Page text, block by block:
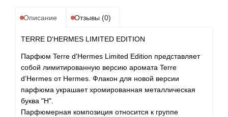
Описание Отзывы (0)
TERRE D'HERMES LIMITED EDITION
Парфюм Terre d'Hermes Limited Edition представляет
собой лимитированную версию аромата Terre
d’Hermes от Hermes. Флакон для новой версии
парфюма украшает хромированная металлическая
буква "Н".
Парфюмерная композиция относится к группе
Alyson Oldoini
American Crew
Amouage